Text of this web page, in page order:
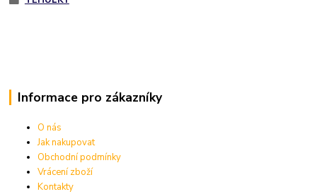
Informace pro zákazníky
O nás
Jak nakupovat
Obchodní podmínky
Vrácení zboží
Kontakty